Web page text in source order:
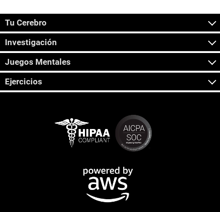
Tu Cerebro
Investigación
Juegos Mentales
Ejercicios